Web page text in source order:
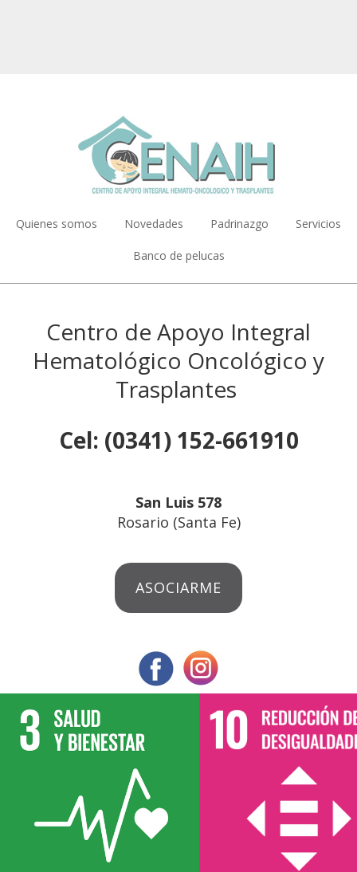
Main
Quienes somos Novedades Padrinazgo Servicios
Banco de pelucas
Centro de Apoyo Integral
Hematológico Oncológico y
Trasplantes
Cel: (0341) 152-661910
San Luis 578
Rosario (Santa Fe)
ASOCIARME